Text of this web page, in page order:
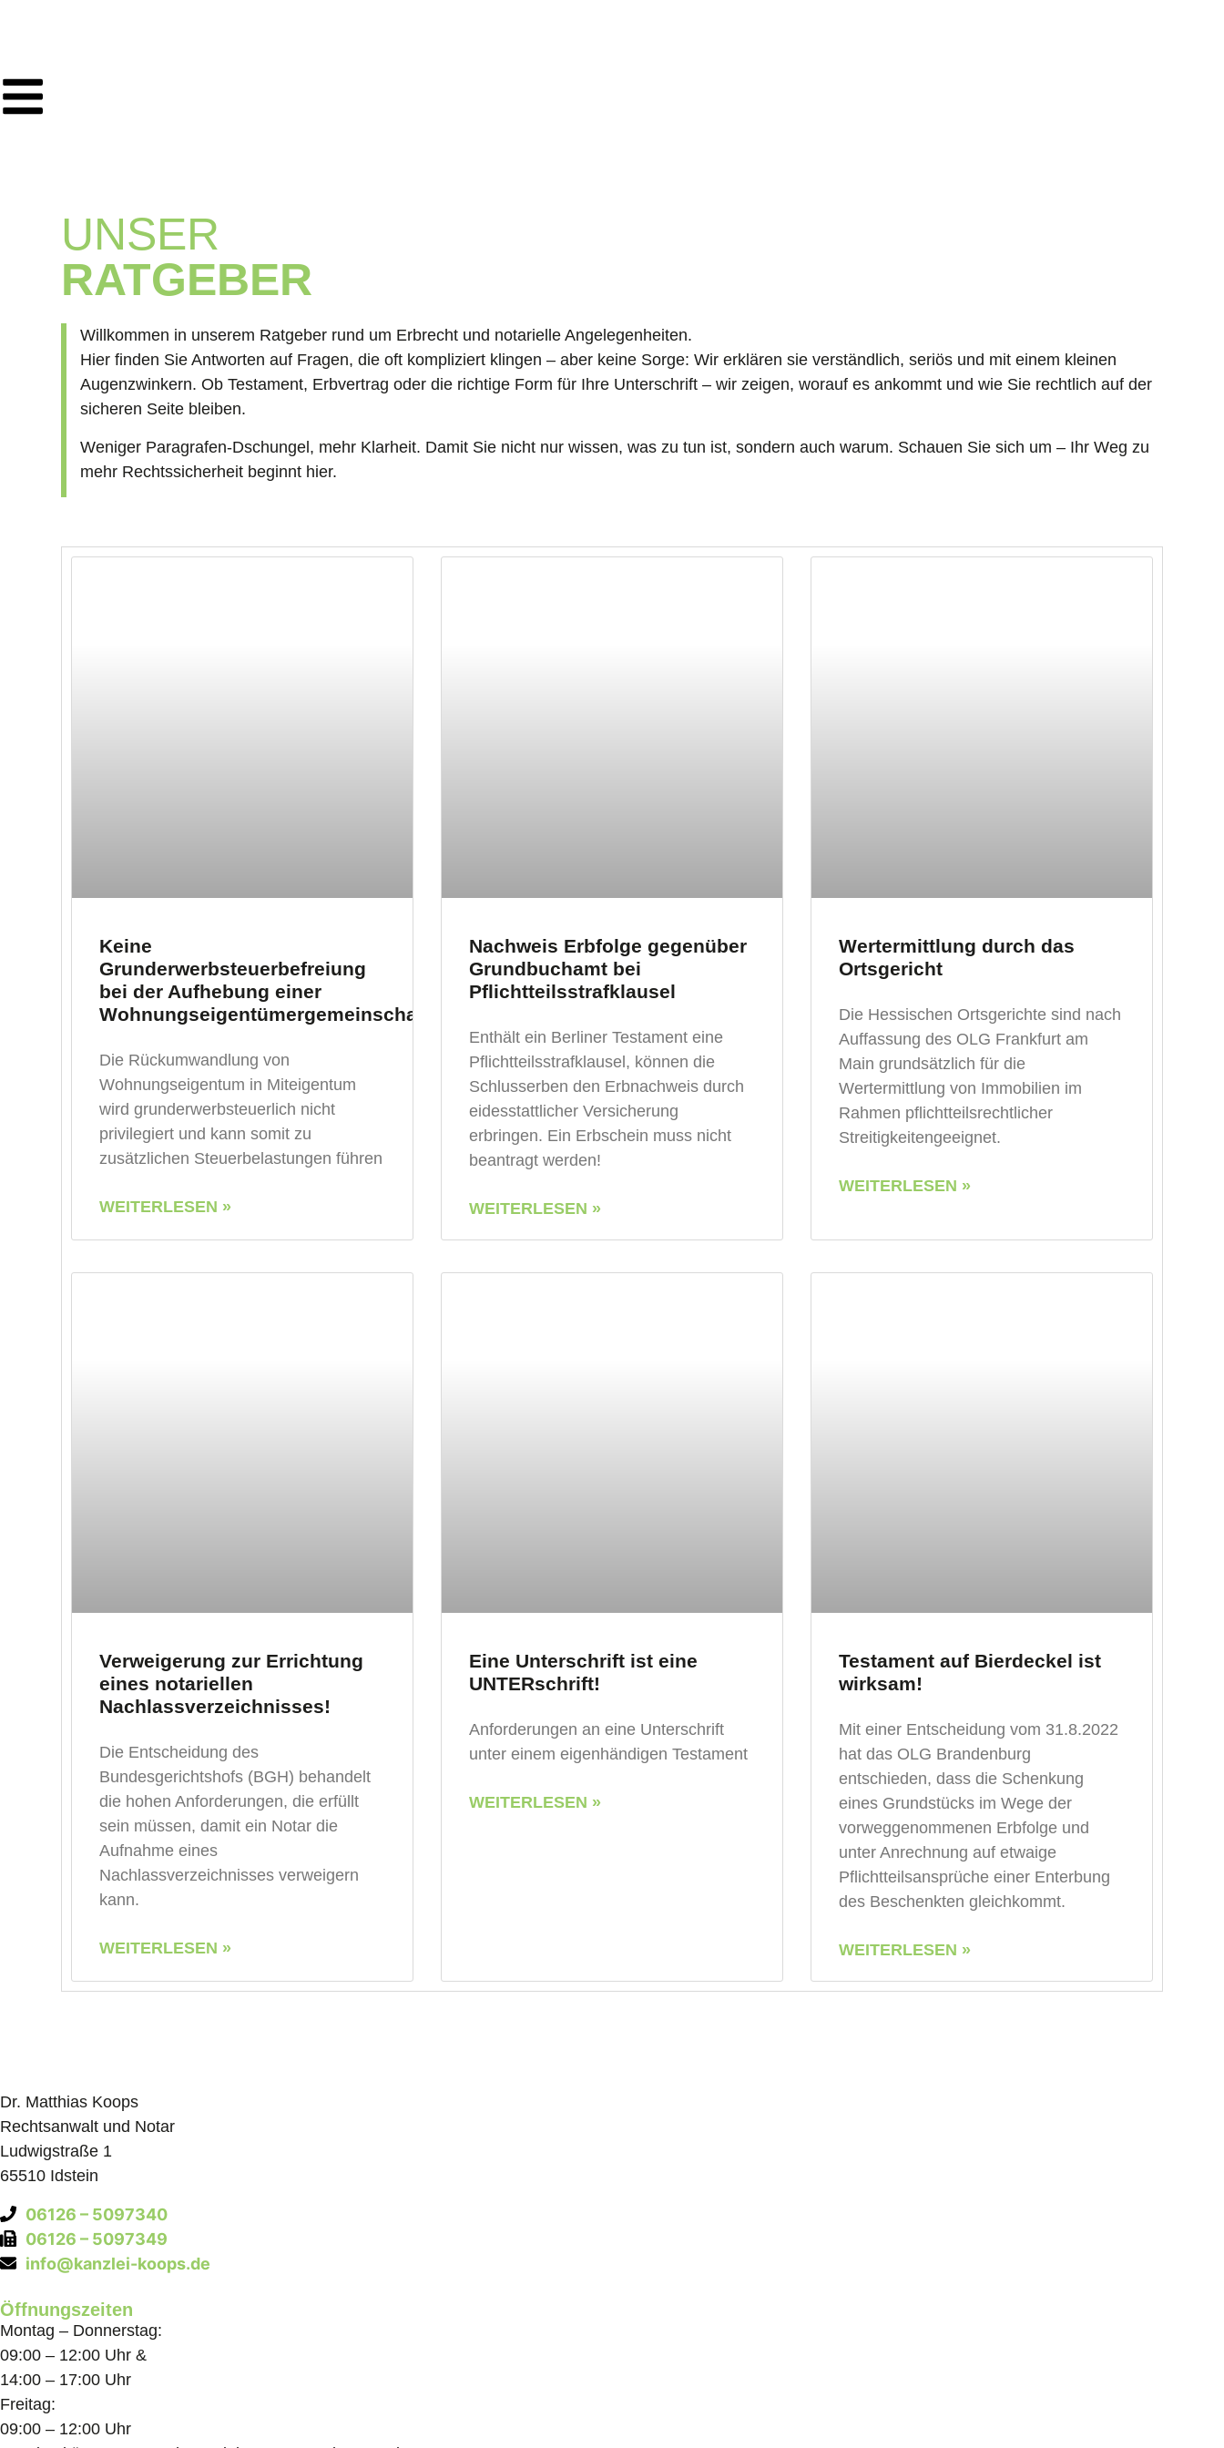
UNSER
RATGEBER
Willkommen in unserem Ratgeber rund um Erbrecht und notarielle Angelegenheiten.
Hier finden Sie Antworten auf Fragen, die oft kompliziert klingen – aber keine Sorge: Wir erklären sie verständlich, seriös und mit einem kleinen
Augenzwinkern. Ob Testament, Erbvertrag oder die richtige Form für Ihre Unterschrift – wir zeigen, worauf es ankommt und wie Sie rechtlich auf der
sicheren Seite bleiben.
Weniger Paragrafen-Dschungel, mehr Klarheit. Damit Sie nicht nur wissen, was zu tun ist, sondern auch warum. Schauen Sie sich um – Ihr Weg zu
mehr Rechtssicherheit beginnt hier.
Keine
Grunderwerbsteuerbefreiung
bei der Aufhebung einer
Wohnungseigentümergemeinschaft
Die Rückumwandlung von
Wohnungseigentum in Miteigentum
wird grunderwerbsteuerlich nicht
privilegiert und kann somit zu
zusätzlichen Steuerbelastungen führen
WEITERLESEN »
Nachweis Erbfolge gegenüber
Grundbuchamt bei
Pflichtteilsstrafklausel
Enthält ein Berliner Testament eine
Pflichtteilsstrafklausel, können die
Schlusserben den Erbnachweis durch
eidesstattlicher Versicherung
erbringen. Ein Erbschein muss nicht
beantragt werden!
WEITERLESEN »
Wertermittlung durch das
Ortsgericht
Die Hessischen Ortsgerichte sind nach
Auffassung des OLG Frankfurt am
Main grundsätzlich für die
Wertermittlung von Immobilien im
Rahmen pflichtteilsrechtlicher
Streitigkeitengeeignet.
WEITERLESEN »
Verweigerung zur Errichtung
eines notariellen
Nachlassverzeichnisses!
Die Entscheidung des
Bundesgerichtshofs (BGH) behandelt
die hohen Anforderungen, die erfüllt
sein müssen, damit ein Notar die
Aufnahme eines
Nachlassverzeichnisses verweigern
kann.
WEITERLESEN »
Eine Unterschrift ist eine
UNTERschrift!
Anforderungen an eine Unterschrift
unter einem eigenhändigen Testament
WEITERLESEN »
Testament auf Bierdeckel ist
wirksam!
Mit einer Entscheidung vom 31.8.2022
hat das OLG Brandenburg
entschieden, dass die Schenkung
eines Grundstücks im Wege der
vorweggenommenen Erbfolge und
unter Anrechnung auf etwaige
Pflichtteilsansprüche einer Enterbung
des Beschenkten gleichkommt.
WEITERLESEN »
Dr. Matthias Koops
Rechtsanwalt und Notar
Ludwigstraße 1
65510 Idstein
06126 – 5097340
06126 – 5097349
info@kanzlei-koops.de
Öffnungszeiten
Montag – Donnerstag:
09:00 – 12:00 Uhr &
14:00 – 17:00 Uhr
Freitag:
09:00 – 12:00 Uhr